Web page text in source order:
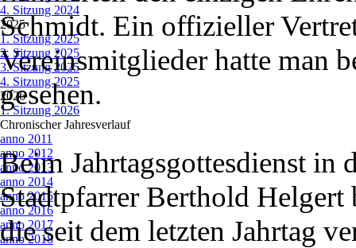
4. Sitzung 2024
2025▼
1. Sitzung 2025
2. Sitzung 2025
3. Sitzung 2025
4. Sitzung 2025
2026▼
1. Sitzung 2026
Chronischer Jahresverlauf▼
anno 2011
anno 2012
anno 2013
anno 2014
anno 2015
anno 2016
anno 2017
anno 2018
Schmidt. Ein offizieller
Vereinsmitglieder hatte man
gesehen.
Beim Jahrtagsgottesdienst in
Stadtpfarrer Berthold Helgert
die seit dem letzten Jahrtag